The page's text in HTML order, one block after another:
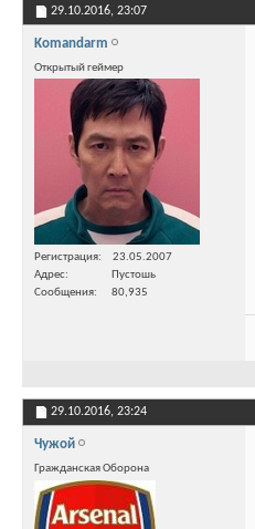
29.10.2016, 23:07
Komandarm
Открытый геймер
Регистрация
23.05.2007
Адрес
Пустошь
Сообщения
80,935
29.10.2016, 23:24
Чужой
Гражданская Оборона